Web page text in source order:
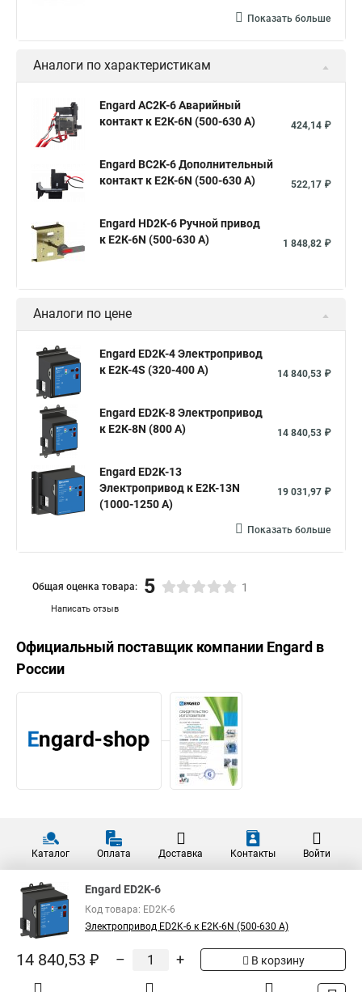
Показать больше
Аналоги по характеристикам
Engard AC2K-6 Аварийный
контакт к Е2К-6N (500-630 А)
424,14 ₽
Engard ВC2K-6 Дополнительный
контакт к Е2К-6N (500-630 А)
522,17 ₽
Engard HD2K-6 Ручной привод
к Е2К-6N (500-630 А)
1 848,82 ₽
Аналоги по цене
Engard ED2K-4 Электропривод
к Е2К-4S (320-400 А)
14 840,53 ₽
Engard ED2K-8 Электропривод
к Е2К-8N (800 А)
14 840,53 ₽
Engard ED2K-13
Электропривод к Е2К-13N
(1000-1250 А)
19 031,97 ₽
Показать больше
Написать отзыв
Общая оценка товара: 5 1
Официальный поставщик компании Engard в
России
Каталог Оплата Доставка Контакты Войти
Engard ED2K-6
Код товара: ED2K-6
Электропривод ED2K-6 к Е2К-6N (500-630 А)
14 840,53 ₽ – + В корзину